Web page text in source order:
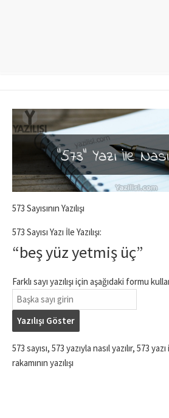
573 Sayısının Yazılışı
573 Sayısı Yazı İle Yazılışı:
“beş yüz yetmiş üç”
Farklı sayı yazılışı için aşağıdaki formu
Yazılışı Göster
573 sayısı, 573 yazıyla nasıl yazılır, 573
rakamının yazılışı